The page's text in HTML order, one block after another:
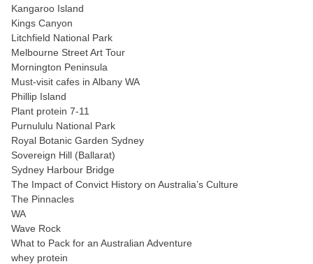
Kangaroo Island
Kings Canyon
Litchfield National Park
Melbourne Street Art Tour
Mornington Peninsula
Must-visit cafes in Albany WA
Phillip Island
Plant protein 7-11
Purnululu National Park
Royal Botanic Garden Sydney
Sovereign Hill (Ballarat)
Sydney Harbour Bridge
The Impact of Convict History on Australia’s Culture
The Pinnacles
WA
Wave Rock
What to Pack for an Australian Adventure
whey protein